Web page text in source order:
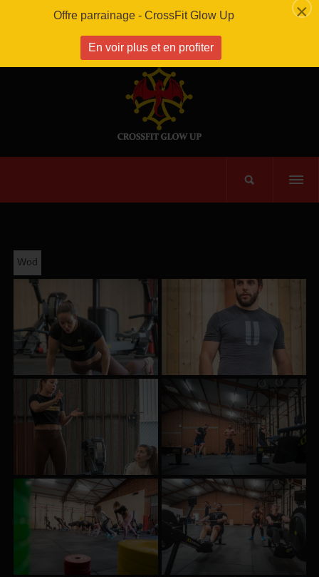
Wod
×
Offre parrainage - CrossFit Glow Up
En voir plus et en profiter